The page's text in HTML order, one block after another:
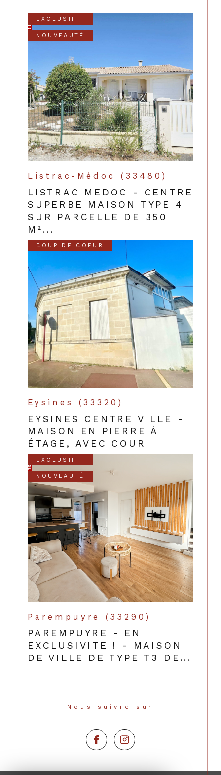
EXCLUSIF
NOUVEAUTÉ
Listrac-Médoc (33480)
LISTRAC MEDOC - CENTRE
SUPERBE MAISON TYPE 4
SUR PARCELLE DE 350
M²...
COUP DE COEUR
Eysines (33320)
EYSINES CENTRE VILLE -
MAISON EN PIERRE À
ÉTAGE, AVEC COUR
EXCLUSIF
NOUVEAUTÉ
Parempuyre (33290)
PAREMPUYRE - EN
EXCLUSIVITE ! - MAISON
DE VILLE DE TYPE T3 DE...
Nous suivre sur